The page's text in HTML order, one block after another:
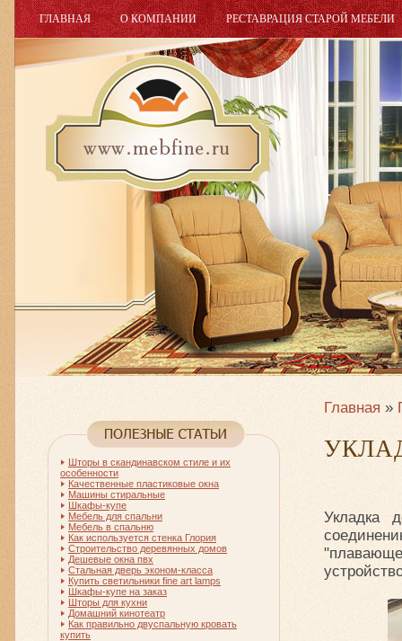
ГЛАВНАЯ О КОМПАНИИ РЕСТАВРАЦИЯ СТАРОЙ МЕБЕЛИ
Главная »
Укладка
Шторы в скандинавском стиле и их
особенности
Качественные пластиковые окна
Машины стиральные
Шкафы-купе
Мебель для спальни
Мебель в спальню
Как используется стенка Глория
Строительство деревянных домов
Дешевые окна пвх
Стальная дверь эконом-класса
Купить светильники fine art lamps
Шкафы-купе на заказ
Шторы для кухни
Домашний кинотеатр
Как правильно двуспальную кровать
купить